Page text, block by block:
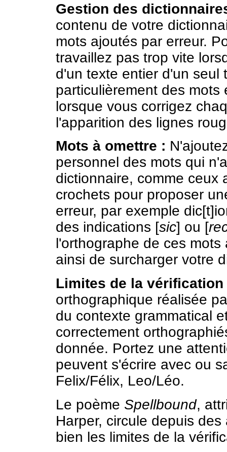
Gestion des
contenu de votre
mots ajoutés par erreur.
travaillez pas trop vite
d'un texte entier d'un seul
particulièrement des
lorsque vous corrigez
l'apparition des lignes
Mots à omettre :
personnel des mots qui
dictionnaire, comme ceux
crochets pour proposer
erreur, par exemple
des indications [sic] ou [
l'orthographe de ces
ainsi de surcharger votre
Limites de la
orthographique réalisée
du contexte grammatical
correctement
donnée. Portez une
peuvent s'écrire avec ou
Felix/Félix, Leo/Léo.
Le poème Spellbound,
Harper, circule depuis
bien les limites de la